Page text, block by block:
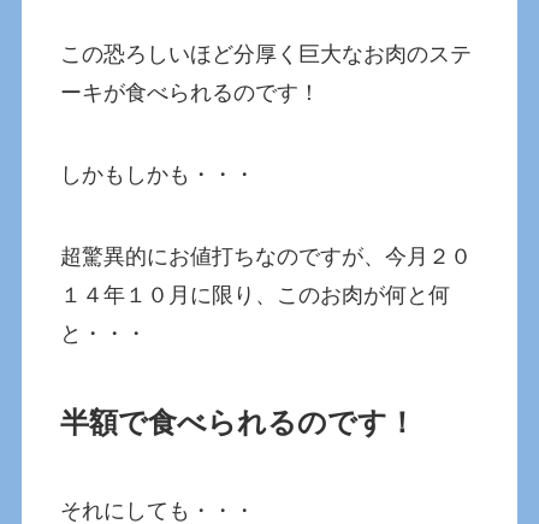
この恐ろしいほど分厚く巨大なお肉のステ
ーキが食べられるのです！
しかもしかも・・・
超驚異的にお値打ちなのですが、今月２０
１４年１０月に限り、このお肉が何と何
と・・・
半額で食べられるのです！
それにしても・・・